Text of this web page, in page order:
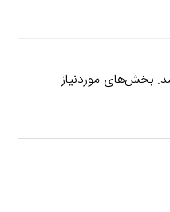
بخش‌های موردنیاز